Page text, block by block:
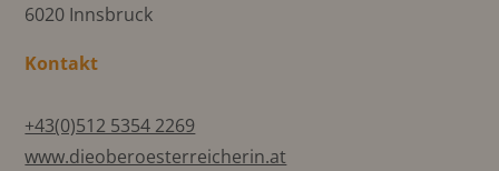
6020 Innsbruck
Kontakt
+43(0)512 5354 2269
www.dieoberoesterreicherin.at